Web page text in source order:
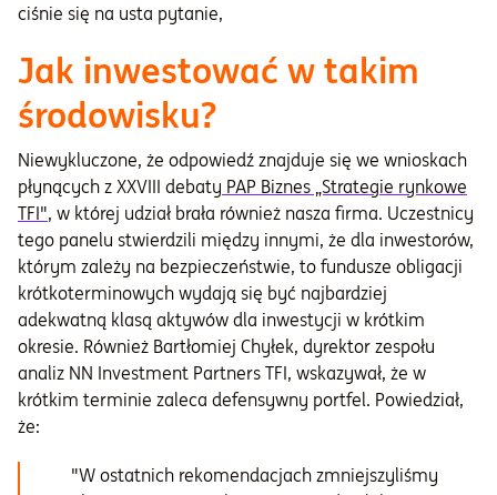
ciśnie się na usta pytanie,
Jak inwestować w takim
środowisku?
Niewykluczone, że odpowiedź znajduje się we wnioskach
płynących z XXVIII debaty PAP Biznes „Strategie rynkowe
TFI", w której udział brała również nasza firma. Uczestnicy
tego panelu stwierdzili między innymi, że dla inwestorów,
którym zależy na bezpieczeństwie, to fundusze obligacji
krótkoterminowych wydają się być najbardziej
adekwatną klasą aktywów dla inwestycji w krótkim
okresie. Również Bartłomiej Chyłek, dyrektor zespołu
analiz NN Investment Partners TFI, wskazywał, że w
krótkim terminie zaleca defensywny portfel. Powiedział,
że:
"W ostatnich rekomendacjach zmniejszyliśmy